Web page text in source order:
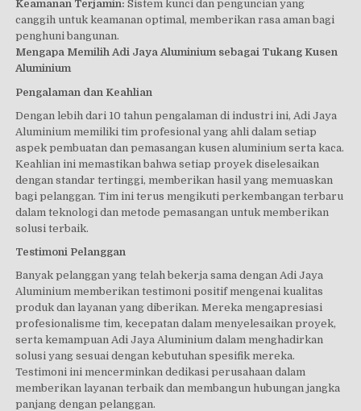
Keamanan Terjamin: Sistem kunci dan penguncian yang
canggih untuk keamanan optimal, memberikan rasa aman bagi
penghuni bangunan.
Mengapa Memilih Adi Jaya Aluminium sebagai Tukang Kusen
Aluminium
Pengalaman dan Keahlian
Dengan lebih dari 10 tahun pengalaman di industri ini, Adi Jaya
Aluminium memiliki tim profesional yang ahli dalam setiap
aspek pembuatan dan pemasangan kusen aluminium serta kaca.
Keahlian ini memastikan bahwa setiap proyek diselesaikan
dengan standar tertinggi, memberikan hasil yang memuaskan
bagi pelanggan. Tim ini terus mengikuti perkembangan terbaru
dalam teknologi dan metode pemasangan untuk memberikan
solusi terbaik.
Testimoni Pelanggan
Banyak pelanggan yang telah bekerja sama dengan Adi Jaya
Aluminium memberikan testimoni positif mengenai kualitas
produk dan layanan yang diberikan. Mereka mengapresiasi
profesionalisme tim, kecepatan dalam menyelesaikan proyek,
serta kemampuan Adi Jaya Aluminium dalam menghadirkan
solusi yang sesuai dengan kebutuhan spesifik mereka.
Testimoni ini mencerminkan dedikasi perusahaan dalam
memberikan layanan terbaik dan membangun hubungan jangka
panjang dengan pelanggan.